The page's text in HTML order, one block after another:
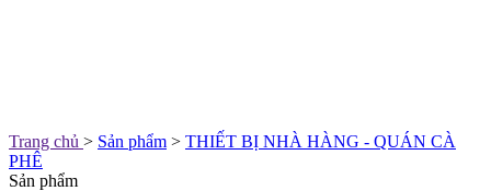
Trang chủ > Sản phẩm > THIẾT BỊ NHÀ HÀNG - QUÁN CÀ
PHÊ
Sản phẩm